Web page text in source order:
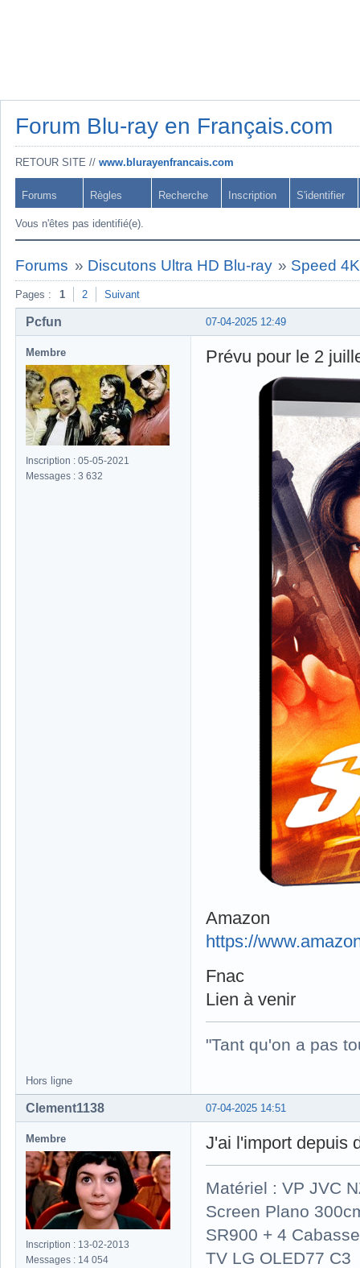
Forum Blu-ray en Français.com
RETOUR SITE // www.blurayenfrancais.com
Forums Règles Recherche Inscription S'identifier
Vous n'êtes pas identifié(e).
Forums » Discutons Ultra HD Blu-ray » Speed 4K
Pages : 1 2 Suivant
07-04-2025 12:49
Pcfun
Membre
Inscription : 05-05-2021
Messages : 3 632
Prévu pour le 2
Amazon
https://
Fnac
Lien à venir
"Tant qu'on a pas
Hors ligne
07-04-2025 14:51
Clement1138
Membre
Inscription : 13-02-2013
Messages : 14 054
J'ai l'import depuis
Matériel : VP JVC
Screen Plano
SR900 + 4
TV LG OLED77 C3